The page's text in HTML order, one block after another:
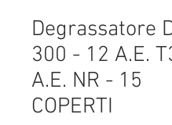
Degrassatore
300 - 12 A.E.
A.E. NR - 15
COPERTI